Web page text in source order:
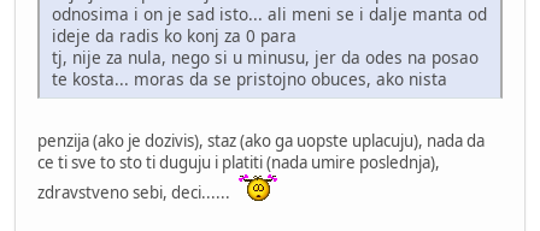
odnosima i on je sad isto... ali meni se i dalje manta od
ideje da radis ko konj za 0 para
tj, nije za nula, nego si u minusu, jer da odes na posao
te kosta... moras da se pristojno obuces, ako nista
penzija (ako je dozivis), staz (ako ga uopste uplacuju), nada da
ce ti sve to sto ti duguju i platiti (nada umire poslednja),
zdravstveno sebi, deci......